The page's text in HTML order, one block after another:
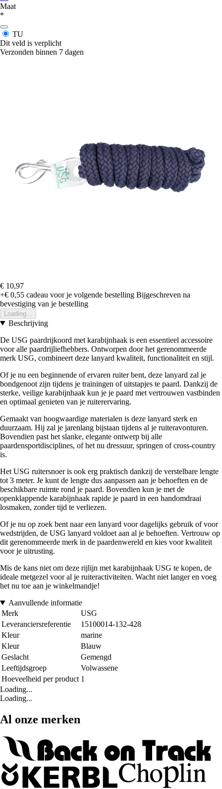
Maat
*
TU
Dit veld is verplicht
Verzonden binnen 7 dagen
€ 10,97
+€ 0,55 cadeau voor je volgende bestelling Bijgeschreven na
bevestiging van je bestelling
Loading...
Beschrijving
De USG paardrijkoord met karabijnhaak is een essentieel accessoire
voor alle paardrijliefhebbers. Ontworpen door het gerenommeerde
merk USG, combineert deze lanyard kwaliteit, functionaliteit en stijl.
Of je nu een beginnende of ervaren ruiter bent, deze lanyard zal je
bondgenoot zijn tijdens je trainingen of uitstapjes te paard. Dankzij de
sterke, veilige karabijnhaak kun je je paard met vertrouwen vastbinden
en optimaal genieten van je ruiterervaring.
Gemaakt van hoogwaardige materialen is deze lanyard sterk en
duurzaam. Hij zal je jarenlang bijstaan tijdens al je ruiteravonturen.
Bovendien past het slanke, elegante ontwerp bij alle
paardensportdisciplines, of het nu dressuur, springen of cross-country
is.
Het USG ruitersnoer is ook erg praktisch dankzij de verstelbare lengte
tot 3 meter. Je kunt de lengte dus aanpassen aan je behoeften en de
beschikbare ruimte rond je paard. Bovendien kun je met de
openklappende karabijnhaak rapide je paard in een handomdraai
losmaken, zonder tijd te verliezen.
Of je nu op zoek bent naar een lanyard voor dagelijks gebruik of voor
wedstrijden, de USG lanyard voldoet aan al je behoeften. Vertrouw op
dit gerenommeerde merk in de paardenwereld en kies voor kwaliteit
voor je uitrusting.
Mis de kans niet om deze rijlijn met karabijnhaak USG te kopen, de
ideale metgezel voor al je ruiteractiviteiten. Wacht niet langer en voeg
het nu toe aan je winkelmandje!
Aanvullende informatie
Merk
USG
Leveranciersreferentie
15100014-132-428
Kleur
marine
Kleur
Blauw
Geslacht
Gemengd
Leeftijdsgroep
Volwassene
Hoeveelheid per product 1
Loading...
Loading...
Al onze merken